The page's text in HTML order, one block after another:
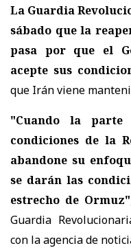
La Guardia
sábado que la
pasa por que el
acepte sus
que Irán viene
"Cuando la parte
condiciones de la
abandone su
se darán las
estrecho de Ormuz"
Guardia
con la agencia de